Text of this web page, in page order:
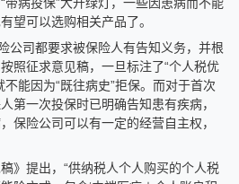
望可以选购相关产品了。
司都要求被保险人有告知义务，并根
照征求意见稿，一旦标注了“个人税优
能因为“既往病史”拒保。而对于首次
第一次投保时已明确告知患有疾病，
保险公司可以有一定的经营自主权，
提出，“供纳税人个人购买的个人税